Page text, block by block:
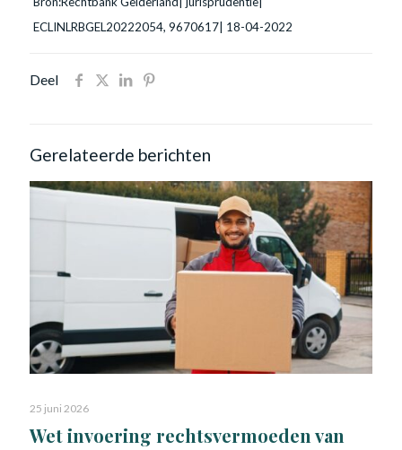
ECLINLRBGEL20222054, 9670617| 18-04-2022
Deel
Gerelateerde berichten
25 juni 2026
Wet invoering rechtsvermoeden van